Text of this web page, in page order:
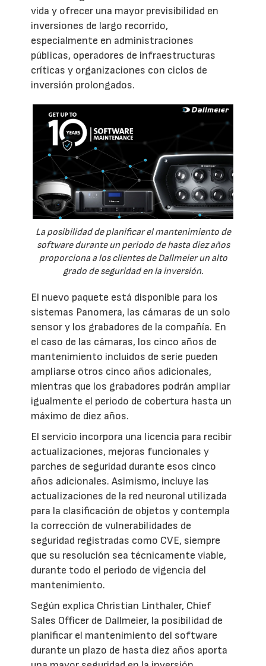
vida y ofrecer una mayor previsibilidad en
inversiones de largo recorrido,
especialmente en administraciones
públicas, operadores de infraestructuras
críticas y organizaciones con ciclos de
inversión prolongados.
La posibilidad de planificar el mantenimiento de
software durante un periodo de hasta diez años
proporciona a los clientes de Dallmeier un alto
grado de seguridad en la inversión.
El nuevo paquete está disponible para los
sistemas Panomera, las cámaras de un solo
sensor y los grabadores de la compañía. En
el caso de las cámaras, los cinco años de
mantenimiento incluidos de serie pueden
ampliarse otros cinco años adicionales,
mientras que los grabadores podrán ampliar
igualmente el periodo de cobertura hasta un
máximo de diez años.
El servicio incorpora una licencia para recibir
actualizaciones, mejoras funcionales y
parches de seguridad durante esos cinco
años adicionales. Asimismo, incluye las
actualizaciones de la red neuronal utilizada
para la clasificación de objetos y contempla
la corrección de vulnerabilidades de
seguridad registradas como CVE, siempre
que su resolución sea técnicamente viable,
durante todo el periodo de vigencia del
mantenimiento.
Según explica Christian Linthaler, Chief
Sales Officer de Dallmeier, la posibilidad de
planificar el mantenimiento del software
durante un plazo de hasta diez años aporta